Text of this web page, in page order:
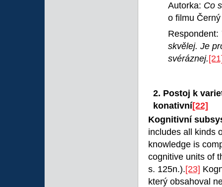
Autorka: Co
o filmu
Respondent:
skvělej. Je
svéráznej.
2. Postoj k
konativní[22]
Kognitivní
includes all kinds
knowledge is
cognitive units of
s. 125n.).[23]
který obsahoval